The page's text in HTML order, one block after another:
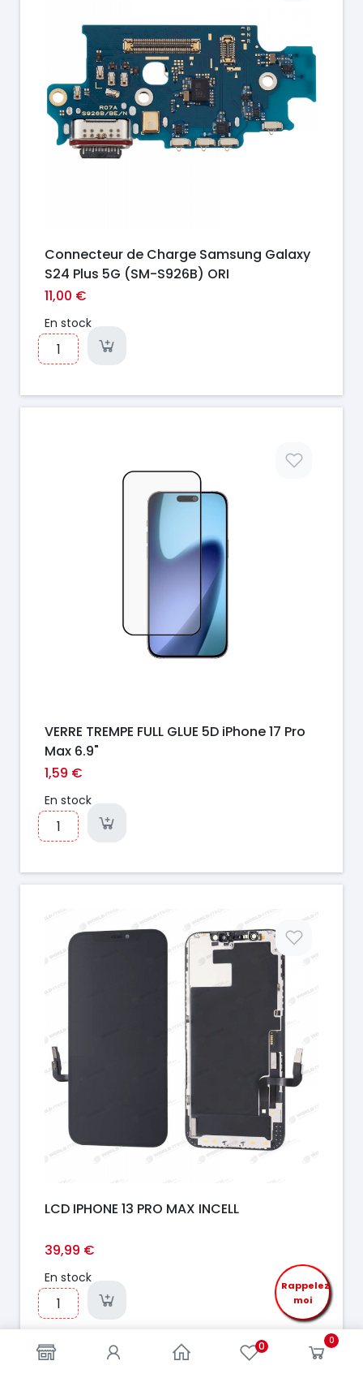
0 0
Connecteur de Charge Samsung Galaxy
S24 Plus 5G (SM-S926B) ORI
11,00 €
En stock
VERRE TREMPE FULL GLUE 5D iPhone 17 Pro
Max 6.9"
1,59 €
En stock
LCD IPHONE 13 PRO MAX INCELL
39,99 €
En stock
Rappelez
moi